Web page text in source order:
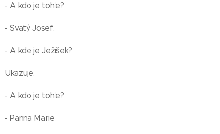
- A kdo je tohle?
- Svatý Josef.
- A kde je Ježíšek?
Ukazuje.
- A kdo je tohle?
- Panna Marie.